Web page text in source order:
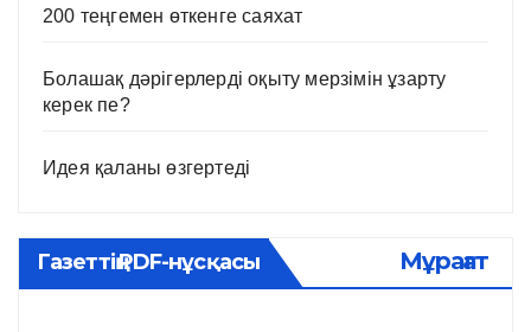
200 теңгемен өткенге саяхат
Болашақ дәрігерлерді оқыту мерзімін ұзарту
керек пе?
Идея қаланы өзгертеді
Газеттің PDF-нұсқасы Мұрағат